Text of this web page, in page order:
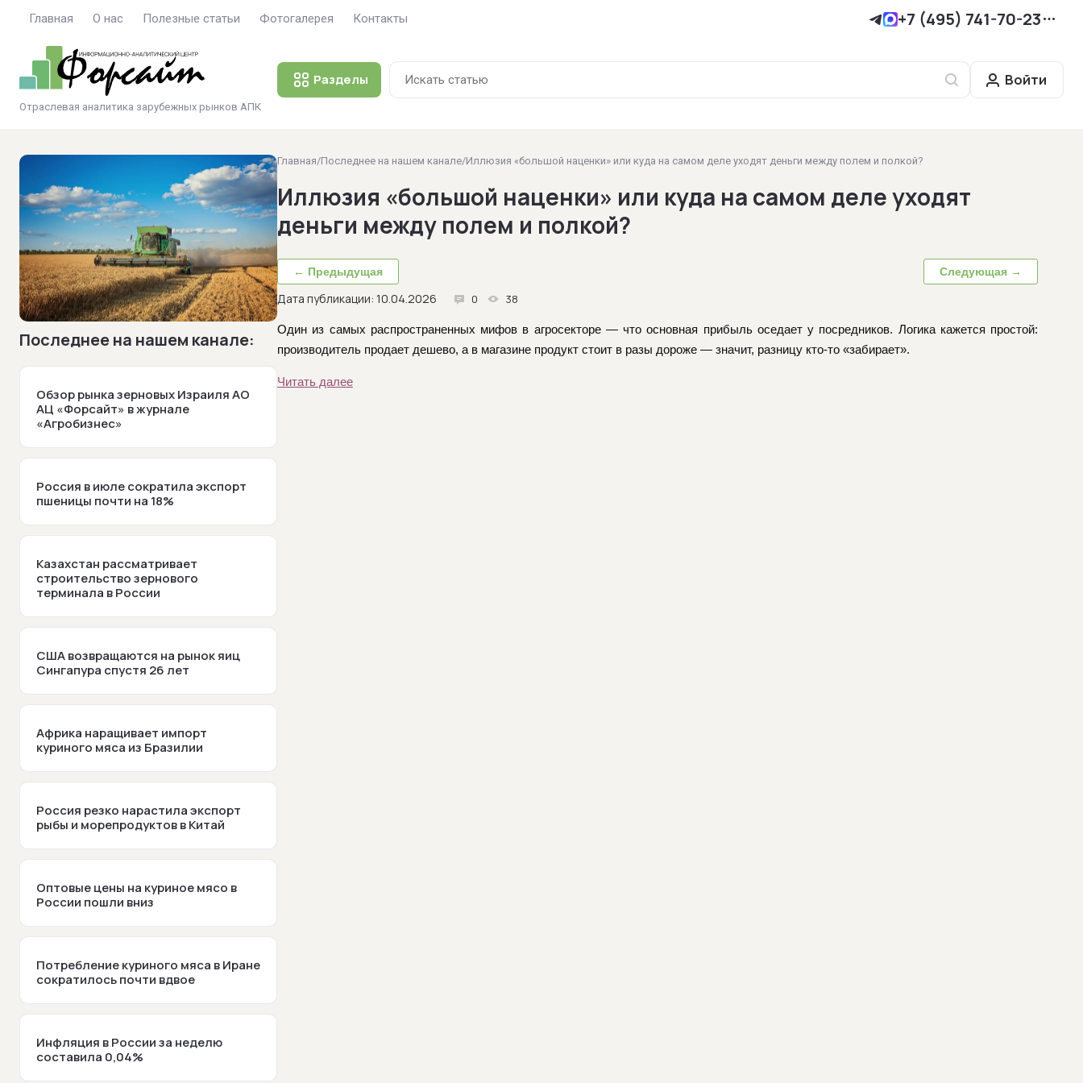
Главная О нас Полезные статьи Фотогалерея Контакты +7 (495) 741-70-23
Отраслевая аналитика зарубежных рынков АПК
Разделы Войти
Последнее на нашем канале:
Обзор рынка зерновых Израиля АО
АЦ «Форсайт» в журнале
«Агробизнес»
Россия в июле сократила экспорт
пшеницы почти на 18%
Казахстан рассматривает
строительство зернового
терминала в России
США возвращаются на рынок яиц
Сингапура спустя 26 лет
Африка наращивает импорт
куриного мяса из Бразилии
Россия резко нарастила экспорт
рыбы и морепродуктов в Китай
Оптовые цены на куриное мясо в
России пошли вниз
Потребление куриного мяса в Иране
сократилось почти вдвое
Инфляция в России за неделю
составила 0,04%
Главная/Последнее на нашем канале/Иллюзия «большой наценки» или куда на самом деле уходят деньги между полем и полкой?
Иллюзия «большой наценки» или куда на самом деле уходят
деньги между полем и полкой?
← Предыдущая Следующая →
Дата публикации: 10.04.2026 0 38
Один из самых распространенных мифов в агросекторе — что основная прибыль оседает у посредников. Логика кажется простой:
производитель продает дешево, а в магазине продукт стоит в разы дороже — значит, разницу кто-то «забирает».
Читать далее